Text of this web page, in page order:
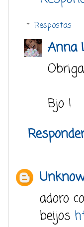
Respostas
Anna
Bjo !
adoro
beijos